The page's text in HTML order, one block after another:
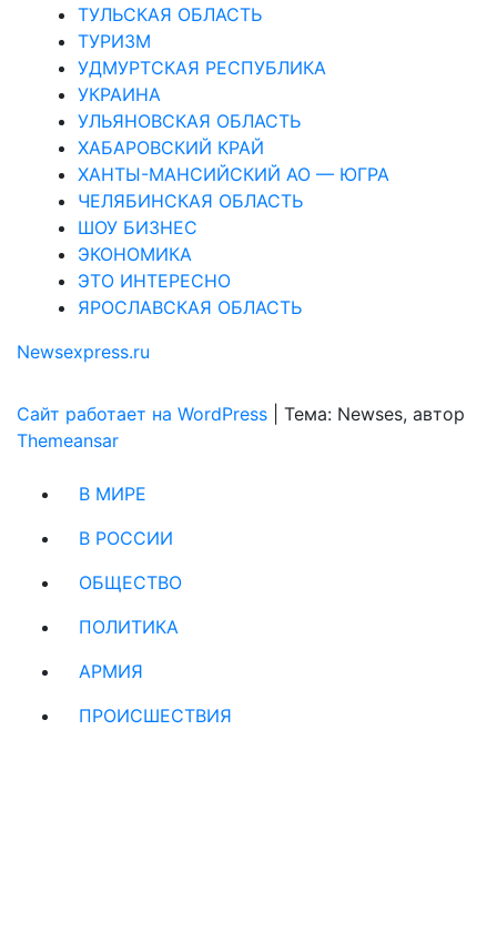
ТУЛЬСКАЯ ОБЛАСТЬ
ТУРИЗМ
УДМУРТСКАЯ РЕСПУБЛИКА
УКРАИНА
УЛЬЯНОВСКАЯ ОБЛАСТЬ
ХАБАРОВСКИЙ КРАЙ
ХАНТЫ-МАНСИЙСКИЙ АО — ЮГРА
ЧЕЛЯБИНСКАЯ ОБЛАСТЬ
ШОУ БИЗНЕС
ЭКОНОМИКА
ЭТО ИНТЕРЕСНО
ЯРОСЛАВСКАЯ ОБЛАСТЬ
Newsexpress.ru
Сайт работает на WordPress
Тема: Newses, автор
Themeansar
В МИРЕ
В РОССИИ
ОБЩЕСТВО
ПОЛИТИКА
АРМИЯ
ПРОИСШЕСТВИЯ